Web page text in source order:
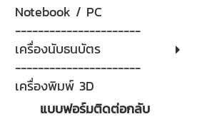
Notebook / PC
----------------------
เครื่องนับธนบัตร
----------------------
เครื่องพิมพ์ 3D
แบบฟอร์มติดต่อกลับ